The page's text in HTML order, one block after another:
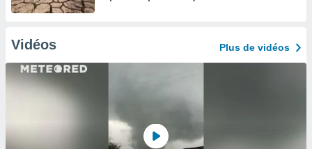
Vidéos Plus de vidéos